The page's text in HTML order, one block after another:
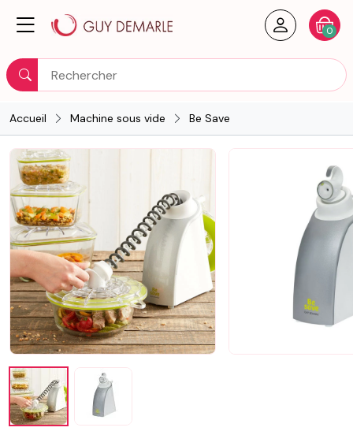
Rechercher
Créer
0
Accueil Machine sous vide Be Save